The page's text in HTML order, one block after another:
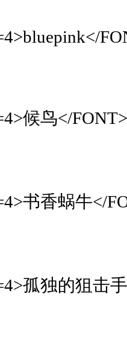
候鸟</FONT>
书香蜗牛</
孤独的狙击